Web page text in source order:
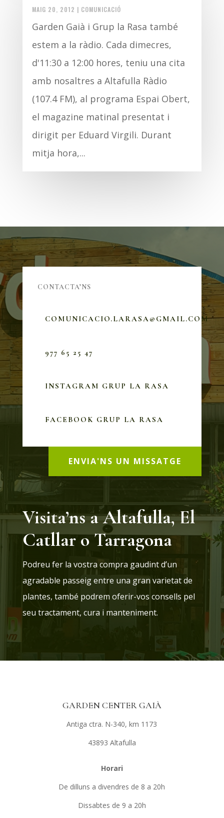
MAIG 20, 2012 | COMUNICACIÓ
Garden Gaià i Grup la Rasa també
estem a la ràdio. Cada dimecres,
d'11:30 a 12:00 hores, teniu una cita
amb nosaltres a Altafulla Ràdio
(107.4 FM), al programa Espai Obert,
el magazine matinal presentat i
dirigit per Eduard Virgili. Durant
mitja hora,...
CONTACTA’NS
COMUNICACIO.LARASA@GMAIL.COM
977 65 25 47
INSTAGRAM GRUP LA RASA
FACEBOOK GRUP LA RASA
ENVIA'NS UN MISSATGE
Visita’ns a Altafulla, El
Catllar o Tarragona
Podreu fer la vostra compra gaudint d’un
agradable passeig entre una gran varietat de
plantes, també podrem oferir-vos consells pel
seu tractament, cura i manteniment.
GARDEN CENTER GAIÀ
Antiga ctra. N-340, km 1173
43893 Altafulla
Horari
De dilluns a divendres de 8 a 20h
Dissabtes de 9 a 20h